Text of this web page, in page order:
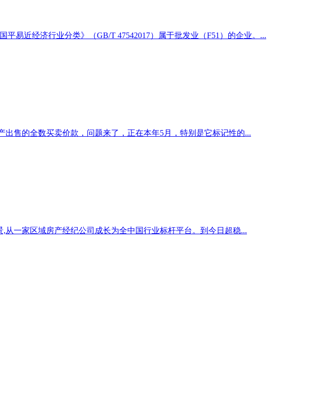
易近经济行业分类》（GB/T 47542017）属于批发业（F51）的企业。...
售的全数买卖价款，问题来了，正在本年5月，特别是它标记性的...
一家区域房产经纪公司成长为全中国行业标杆平台。到今日超稳...